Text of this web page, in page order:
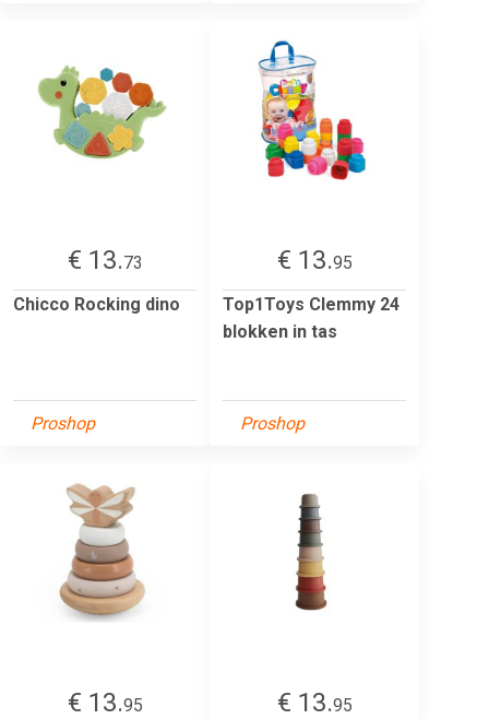
€ 13.73
Chicco Rocking dino
Proshop
€ 13.95
Top1Toys Clemmy 24
blokken in tas
Proshop
€ 13.95
€ 13.95